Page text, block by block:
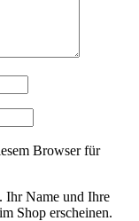
Browser für
Ihr Name und Ihre
Shop erscheinen.